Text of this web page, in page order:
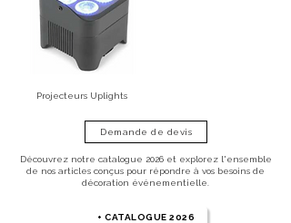
Projecteurs Uplights
Demande de devis
Découvrez notre catalogue 2026 et explorez l'ensemble
de nos articles conçus pour répondre à vos besoins de
décoration événementielle.
+ CATALOGUE 2026